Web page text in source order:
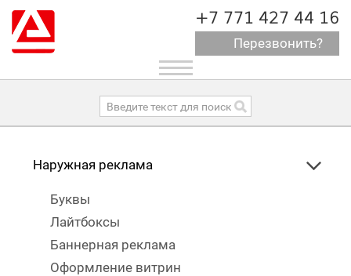
+7 771 427 44 16
Перезвонить?
Toggle
navigation
Наружная реклама
Буквы
Лайтбоксы
Баннерная реклама
Оформление витрин